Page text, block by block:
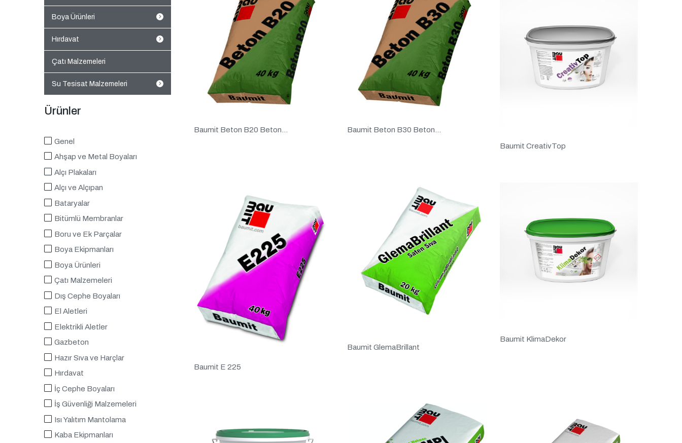
Boya Ürünleri
Hırdavat
Çatı Malzemeleri
Su Tesisat Malzemeleri
Ürünler
Genel
Ahşap ve Metal Boyaları
Alçı Plakaları
Alçı ve Alçıpan
Bataryalar
Bitümlü Membranlar
Boru ve Ek Parçalar
Boya Ekipmanları
Boya Ürünleri
Çatı Malzemeleri
Dış Cephe Boyaları
El Aletleri
Elektrikli Aletler
Gazbeton
Hazır Sıva ve Harçlar
Hırdavat
İç Cephe Boyaları
İş Güvenliği Malzemeleri
Isı Yalıtım Mantolama
Kaba Ekipmanları
Baumit Beton B20 Beton... Baumit Beton B30 Beton...
Baumit CreativTop
Baumit E 225
Baumit GlemaBrillant
Baumit KlimaDekor